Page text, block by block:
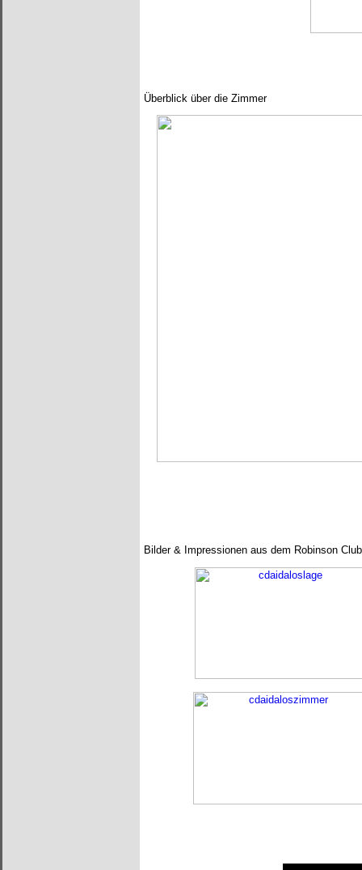
Überblick über die Zimmer
Bilder & Impressionen aus dem Robinson